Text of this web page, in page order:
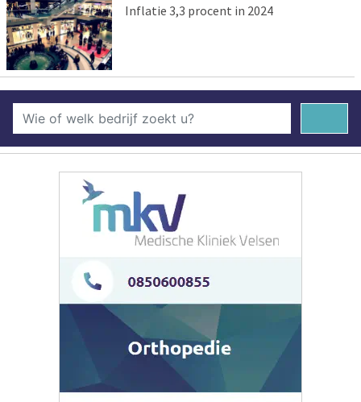
Inflatie 3,3 procent in 2024